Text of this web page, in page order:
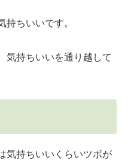
持ちいいです。
気持ちいいを通り越して
気持ちいいくらいツボが